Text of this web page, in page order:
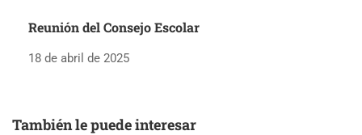
Reunión del Consejo Escolar
18 de abril de 2025
También le puede interesar